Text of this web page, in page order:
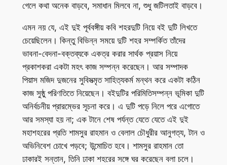
গেলে কথা অনেক বাড়বে, সমাধান মিলবে না, শুধু জটিলতাই বাড়বে।
এমন নয় যে, এই দুই পূর্ববঙ্গীয় কবি শহরদুটি নিয়ে বই দুটি লিখতে
চেয়েছিলেন। কিন্তু বিভিন্ন সময়ে দুটি শহর সম্পর্কিত তাঁদের
ভাবনা-বেদনা-বক্তব্যকে একত্র করার সার্থক প্রয়াস নিয়ে
প্রকাশকরা একটা মহৎ কাজ সম্পন্ন করেছেন। আর সম্পাদক
পিয়াস মজিদ দুজনের সুবিসত্মৃত সাহিত্যকর্ম মন্থন করে একটা কঠিন
কাজ সুষ্ঠু পরিণতিতে নিয়েছেন। বইদুটির পরিমিতিসম্পন্ন ভূমিকা দুটি
অনির্বচনীয় প্রারম্ভের সূচনা করে। এ দুটি পড়ে নিলে পরে এগোতে
আর সমস্যা হয় না; এক টানে শেষ পর্যন্ত যেতে যেতে এই দুই
মহাশহরের প্রতি শামসুর রাহমান ও বেলাল চৌধুরীর আনুগত্য, টান ও
অভিনিবেশ চোখে পড়বে; উন্মোচিত হবে। শামসুর রাহমান তো
ঢাকারই সন্তান, তিনি ঢাকা শহরের সঙ্গে ঘর করেছেন বলা চলে।